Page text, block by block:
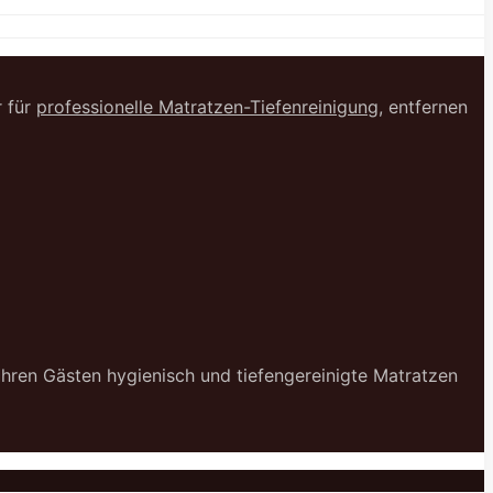
für professionelle Matratzen-Tiefenreinigung, entfernen
Gästen hygienisch und tiefengereinigte Matratzen